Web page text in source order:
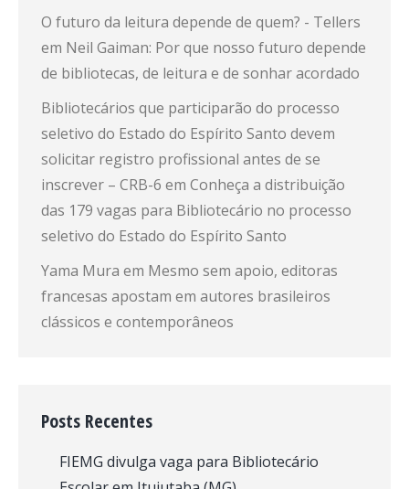
O futuro da leitura depende de quem? - Tellers
em Neil Gaiman: Por que nosso futuro depende
de bibliotecas, de leitura e de sonhar acordado
Bibliotecários que participarão do processo
seletivo do Estado do Espírito Santo devem
solicitar registro profissional antes de se
inscrever – CRB-6 em Conheça a distribuição
das 179 vagas para Bibliotecário no processo
seletivo do Estado do Espírito Santo
Yama Mura em Mesmo sem apoio, editoras
francesas apostam em autores brasileiros
clássicos e contemporâneos
Posts Recentes
FIEMG divulga vaga para Bibliotecário